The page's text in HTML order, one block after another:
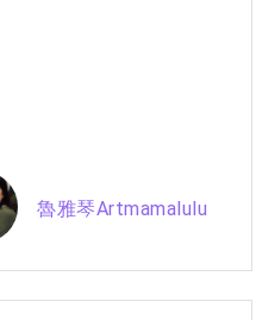
魯雅琴Artmamalulu